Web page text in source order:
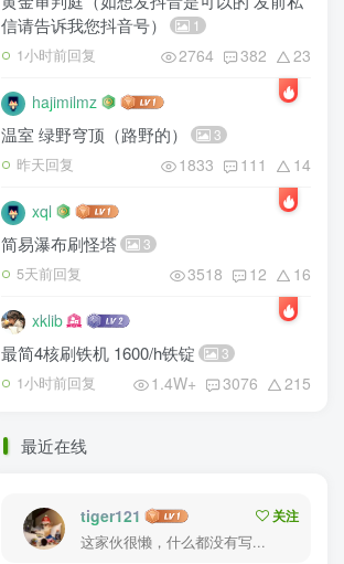
信请告诉我您抖音号）
1
1小时前回复 2764 382 23
hajimilmz
温室 绿野穹顶（路野的） 3
昨天回复 1833 111 14
xql
简易瀑布刷怪塔 3
5天前回复 3518 12 16
xklib
最简4核刷铁机 1600/h铁锭 3
1小时前回复 1.4W+ 3076 215
最近在线
tiger121
关注
这家伙很懒，什么都没有写...